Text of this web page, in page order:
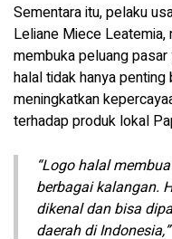
Sementara itu, pelaku
Leliane Miece
membuka peluang
halal tidak hanya
meningkatkan
terhadap produk lokal
“Logo halal
berbagai kalangan.
dikenal dan bisa
daerah di